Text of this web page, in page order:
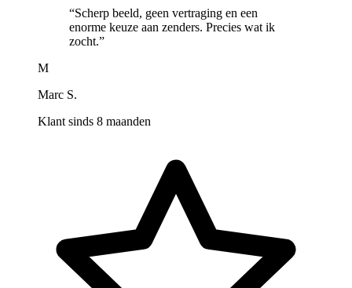
“Scherp beeld, geen vertraging en een
enorme keuze aan zenders. Precies wat ik
zocht.”
M
Marc S.
Klant sinds 8 maanden